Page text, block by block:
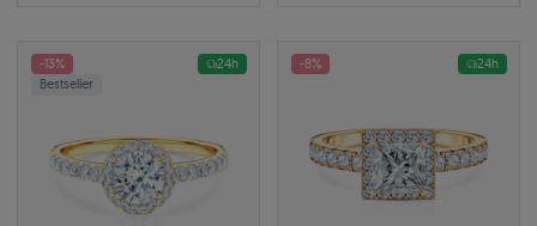
-13%
Bestseller
24h -8% 24h